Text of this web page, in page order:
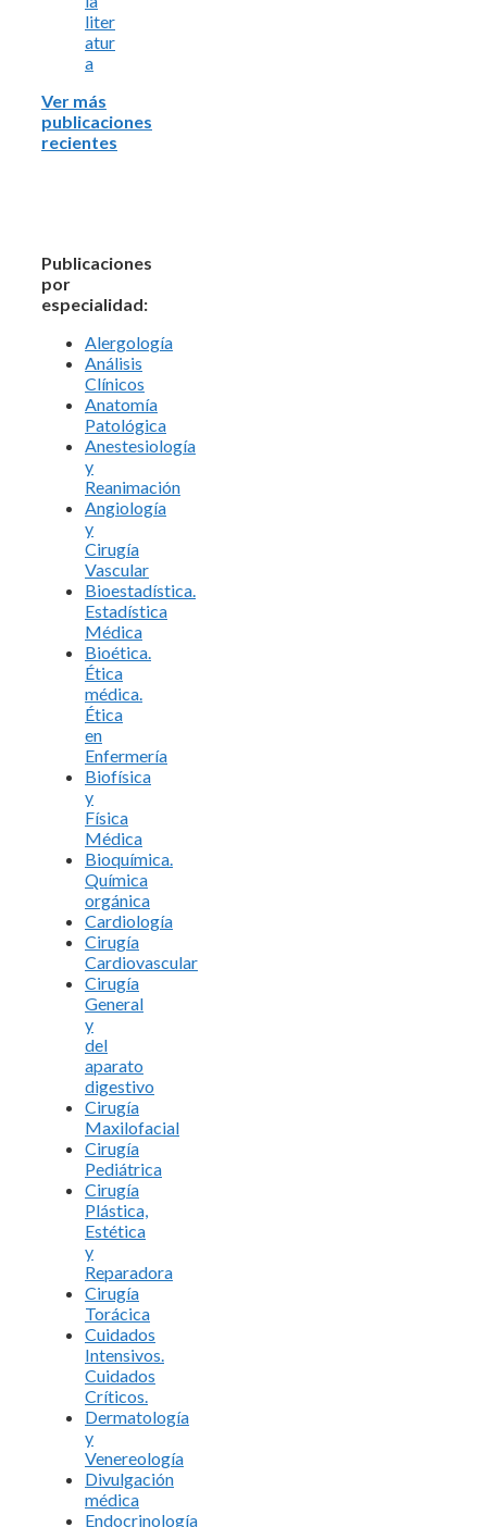
liter
atur
a
Ver más
publicaciones
recientes
Publicaciones
por
especialidad:
Alergología
Análisis
Clínicos
Anatomía
Patológica
Anestesiología
y
Reanimación
Angiología
y
Cirugía
Vascular
Bioestadística.
Estadística
Médica
Bioética.
Ética
médica.
Ética
en
Enfermería
Biofísica
y
Física
Médica
Bioquímica.
Química
orgánica
Cardiología
Cirugía
Cardiovascular
Cirugía
General
y
del
aparato
digestivo
Cirugía
Maxilofacial
Cirugía
Pediátrica
Cirugía
Plástica,
Estética
y
Reparadora
Cirugía
Torácica
Cuidados
Intensivos.
Cuidados
Críticos.
Dermatología
y
Venereología
Divulgación
médica
Endocrinología